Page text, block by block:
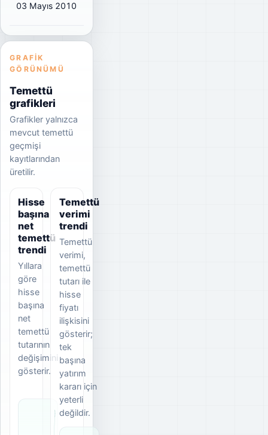
03 Mayıs 2010
GRAFIK
GÖRÜNÜMÜ
Temettü
grafikleri
Grafikler yalnızca
mevcut temettü
geçmişi
kayıtlarından
üretilir.
Hisse
başına
net
temettü
trendi
Yıllara
göre
hisse
başına
net
temettü
tutarının
değişimini
gösterir.
Temettü
verimi
trendi
Temettü
verimi,
temettü
tutarı ile
hisse
fiyatı
ilişkisini
gösterir;
tek
başına
yatırım
kararı için
yeterli
değildir.